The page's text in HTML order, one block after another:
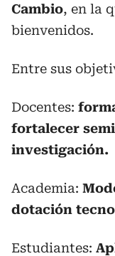
Cambio, en la
bienvenidos.
Entre sus
Docentes:
fortalecer
investigación.
Academia:
dotación
Estudiantes: